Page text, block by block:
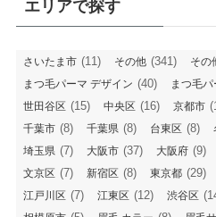
エリアで探す
さいたま市 (11) その他 (341) その
まつ毛パーマ デザイン (40) まつ毛
世田谷区 (15) 中央区 (16) 京都市
千葉市 (8) 千葉県 (8) 台東区 (8)
埼玉県 (7) 大阪市 (37) 大阪府 (9)
文京区 (7) 新宿区 (8) 東京都 (29)
江戸川区 (7) 江東区 (12) 渋谷区